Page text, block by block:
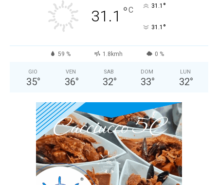
31.1 °C 31.1 °
31.1 °
59 % 1.8kmh 0 %
GIO
35°
VEN
36°
SAB
32°
DOM
33°
LUN
32°